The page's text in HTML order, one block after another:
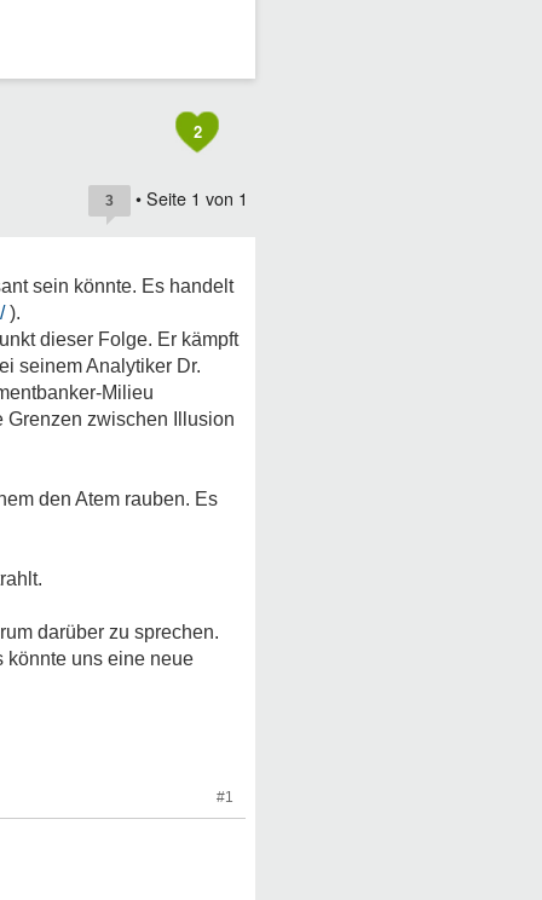
2
3 • Seite 1 von 1
sein könnte. Es handelt
).
dieser Folge. Er kämpft
seinem Analytiker Dr.
Milieu
Grenzen zwischen Illusion
den Atem rauben. Es
darüber zu sprechen.
könnte uns eine neue
#1